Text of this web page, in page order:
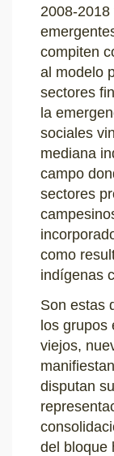
2008-
compiten
al modelo
sectores
la
sociales
mediana
campo
sectores
como
indígenas
Son estas
los grupos
viejos,
disputan
del bloque